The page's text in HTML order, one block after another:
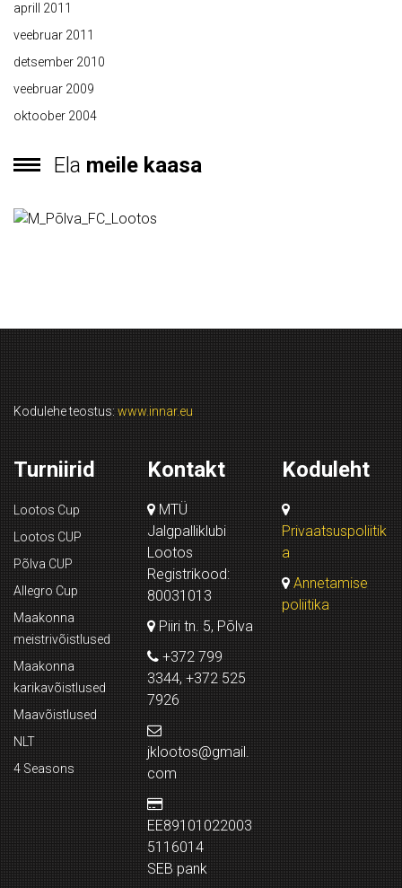
aprill 2011
veebruar 2011
detsember 2010
veebruar 2009
oktoober 2004
Ela meile kaasa
Kodulehe teostus: www.innar.eu
Turniirid
Lootos Cup
Lootos CUP
Põlva CUP
Allegro Cup
Maakonna
meistrivõistlused
Maakonna
karikavõistlused
Maavõistlused
NLT
4 Seasons
Kontakt
MTÜ
Jalgpalliklubi
Lootos
Registrikood:
80031013
Piiri tn. 5, Põlva
+372 799
3344, +372 525
7926
jklootos@gmail.
com
EE89101022003
5116014
SEB pank
Koduleht
Privaatsuspoliitik
a
Annetamise
poliitika